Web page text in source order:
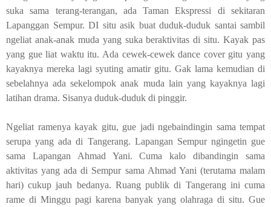
suka sama terang-terangan, ada Taman Ekspressi di sekitaran
Lapanggan Sempur. DI situ asik buat duduk-duduk santai sambil
ngeliat anak-anak muda yang suka beraktivitas di situ. Kayak pas
yang gue liat waktu itu. Ada cewek-cewekdance covergitu yang
kayaknya mereka lagi syuting amatir gitu. Gak lama kemudian di
sebelahnya ada sekelompok anak muda lain yang kayaknya lagi
latihan drama. Sisanya duduk-duduk di pinggir.
Ngeliat ramenya kayak gitu, gue jadi ngebaindingin sama tempat
serupa yang ada di Tangerang. Lapangan Sempur ngingetin gue
sama Lapangan Ahmad Yani. Cuma kalo dibandingin sama
aktivitas yang ada di Sempur sama Ahmad Yani (terutama malam
hari) cukup jauh bedanya. Ruang publik di Tangerang ini cuma
rame di Minggu pagi karena banyak yang olahraga di situ. Gue